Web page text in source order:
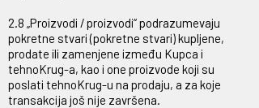
2.8 „Proizvodi / proizvodi“ podrazumevaju
pokretne stvari (pokretne stvari) kupljene,
prodate ili zamenjene između Kupca i
tehnoKrug-a, kao i one proizvode koji su
poslati tehnoKrug-u na prodaju, a za koje
transakcija još nije završena.